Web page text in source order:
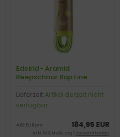
Edelrid - Aramid
Reepschnur Rap Line
10kN, oasis, 40m
Lieferzeit:Artikel derzeit nicht
verfügbar
184,95 EUR
4,62 EUR pro
inkl. 19 % MwSt. zzgl.Versandkosten